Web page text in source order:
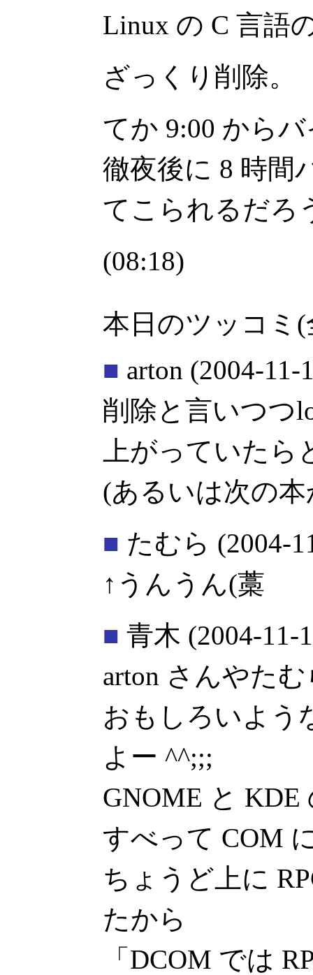
Linux の C 言語
ざっくり削除。
てか 9:00 から
徹夜後に 8 時
てこられるだろ
(08:18)
本日のツッコミ(
■ arton (2004-11-
削除と言いつつ
上がっていた
(あるいは次の本
■ たむら (2004-
↑うんうん(藁
■ 青木 (2004-11-
arton さんやた
おもしろいよう
よー ^^;;;
GNOME と
すべって COM
ちょうど上に
たから
「DCOM では